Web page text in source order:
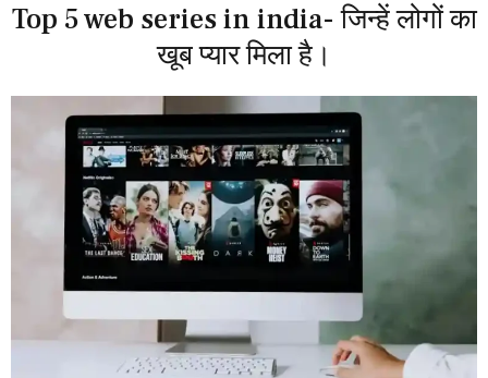
Top 5 web series in india- जिन्हें लोगों का
खूब प्यार मिला है।